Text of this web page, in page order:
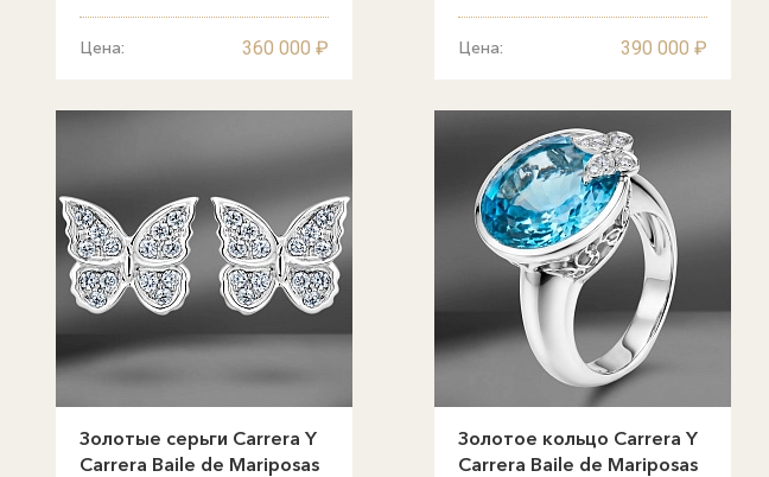
Цена: 360 000 ₽ Цена: 390 000 ₽
Золотые серьги Carrera Y
Carrera Baile de Mariposas
Золотое кольцо Carrera Y
Carrera Baile de Mariposas